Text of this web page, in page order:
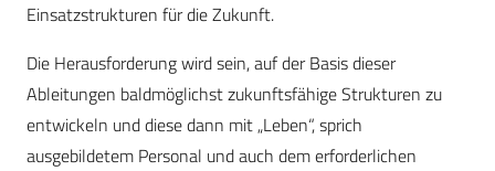
Einsatzstrukturen für die Zukunft.
Die Herausforderung wird sein, auf der Basis dieser
Ableitungen baldmöglichst zukunftsfähige Strukturen zu
entwickeln und diese dann mit „Leben“, sprich
ausgebildetem Personal und auch dem erforderlichen